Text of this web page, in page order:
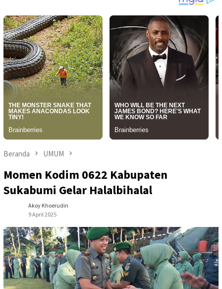
Beranda UMUM
Momen Kodim 0622 Kabupaten
Sukabumi Gelar Halalbihalal
Akoy Khoerudin
9 April 2025